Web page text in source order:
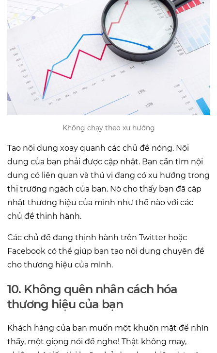
Không chạy theo xu hướng
Tạo nội dung xoay quanh các chủ đề nóng. Nội
dung của bạn phải được cập nhật. Bạn cần tìm nội
dung có liên quan và thú vị đang có xu hướng trong
thị trường ngách của bạn. Nó cho thấy bạn đã cập
nhật thương hiệu của mình như thế nào với các
chủ đề thịnh hành.
Các chủ đề đang thịnh hành trên Twitter hoặc
Facebook có thể giúp bạn tạo nội dung chuyên đề
cho thương hiệu của mình.
10. Không quên nhân cách hóa
thương hiệu của bạn
Khách hàng của bạn muốn một khuôn mặt để nhìn
thấy, một giọng nói để nghe! Thật không may,